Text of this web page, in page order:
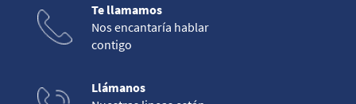
Te llamamos
Nos encantaría hablar
contigo
Llámanos